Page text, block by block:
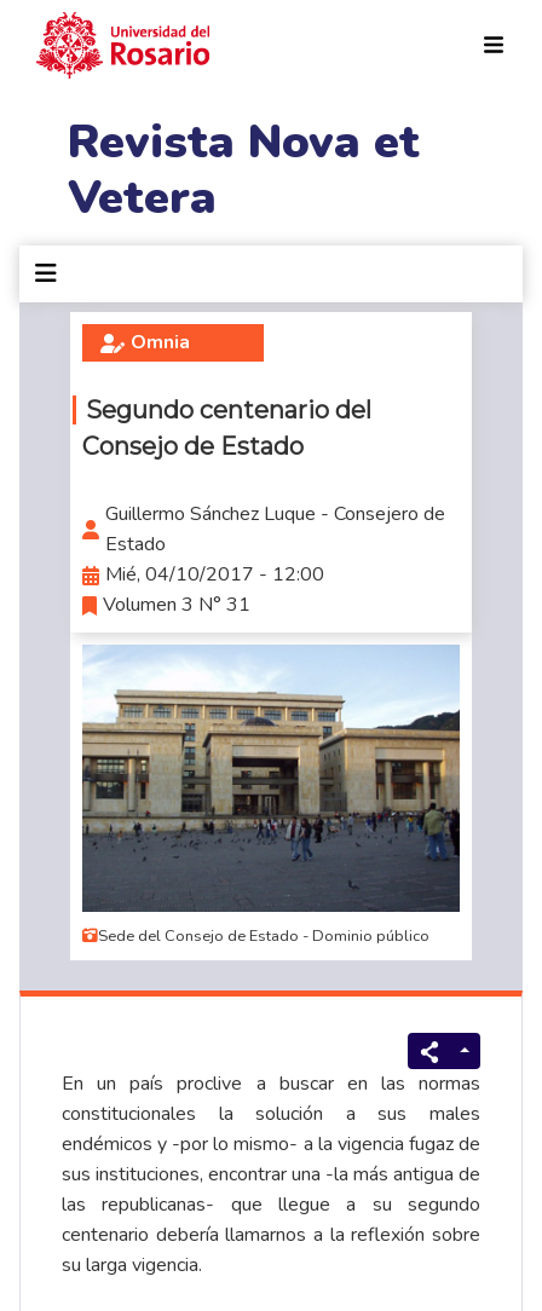
Revista Nova et
Vetera
Omnia
Segundo centenario del
Consejo de Estado
Guillermo Sánchez Luque - Consejero de
Estado
Mié, 04/10/2017 - 12:00
Volumen 3 N° 31
Sede del Consejo de Estado - Dominio público
En un país proclive a buscar en las normas
constitucionales la solución a sus males
endémicos y -por lo mismo- a la vigencia fugaz de
sus instituciones, encontrar una -la más antigua de
las republicanas- que llegue a su segundo
centenario debería llamarnos a la reflexión sobre
su larga vigencia.